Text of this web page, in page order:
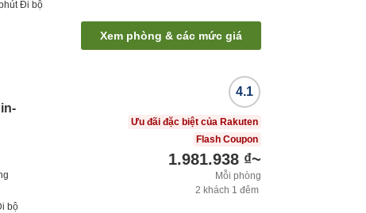
Đi bộ
Xem phòng & các mức giá
bộ
4.1
Ưu đãi đặc biệt của Rakuten
Flash Coupon
1.981.938 ₫~
Mỗi phòng
2 khách 1 đêm